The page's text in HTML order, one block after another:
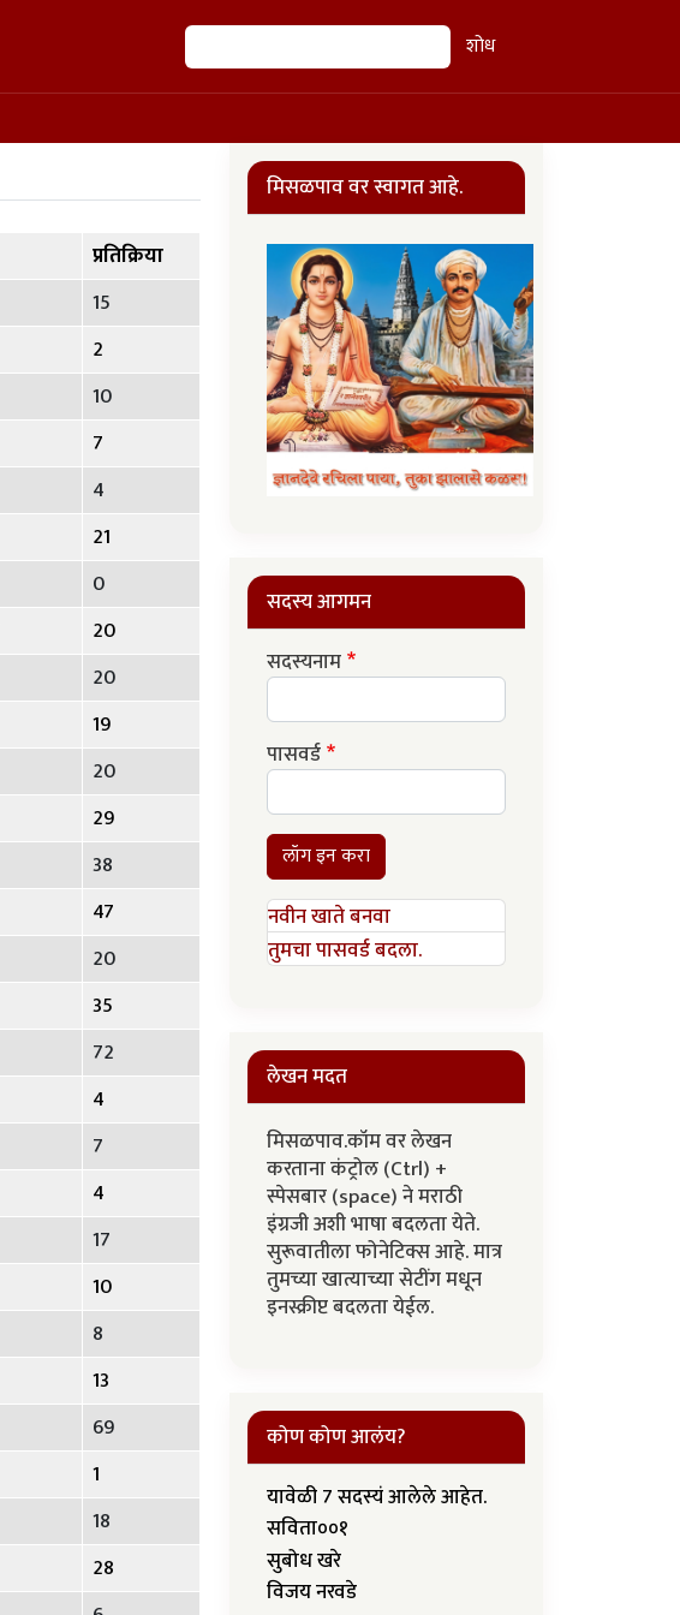
शोध शोध
प्रतिक्रिया
15
2
10
7
4
21
0
20
20
19
20
29
38
47
20
35
72
4
7
4
17
10
8
13
69
1
18
28
मिसळपाव वर स्वागत आहे.
सदस्य आगमन
सदस्यनाम
पासवर्ड
लॉग इन करा
नवीन खाते बनवा
तुमचा पासवर्ड बदला.
लेखन मदत
मिसळपाव.कॉम वर लेखन
करताना कंट्रोल (Ctrl) +
स्पेसबार (space) ने मराठी
इंग्रजी अशी भाषा बदलता येते.
सुरूवातीला फोनेटिक्स आहे. मात्र
तुमच्या खात्याच्या सेटींग मधून
इनस्क्रीप्ट बदलता येईल.
कोण कोण आलंय?
यावेळी 7 सदस्यं आलेले आहेत.
सविता००१
सुबोध खरे
विजय नरवडे